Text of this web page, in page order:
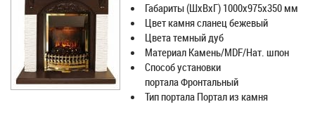
Габариты (ШхВхГ) 1000х975х350 мм
Цвет камня сланец бежевый
Цвета темный дуб
Материал Камень/MDF/Нат. шпон
Способ установки
портала Фронтальный
Тип портала Портал из камня